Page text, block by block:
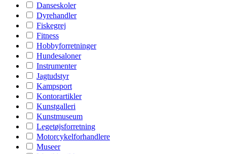
Danseskoler
Dyrehandler
Fiskegrej
Fitness
Hobbyforretninger
Hundesaloner
Instrumenter
Jagtudstyr
Kampsport
Kontorartikler
Kunstgalleri
Kunstmuseum
Legetøjsforretning
Motorcykelforhandlere
Museer